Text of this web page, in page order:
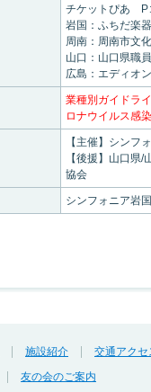
チケットぴあ P
岩国：ふちだ楽
周南：周南市文
山口：山口県職
広島：エディオ
業種別ガイドラ
ロナウイルス感
【主催】シンフ
【後援】山口県
協会
シンフォニア岩
施設紹介
交通アクセ
友の会のご案内